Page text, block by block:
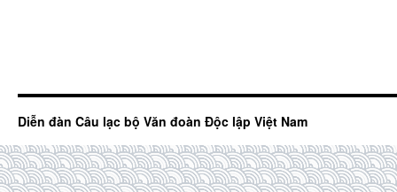
Diễn đàn Câu lạc bộ Văn đoàn Độc lập Việt Nam